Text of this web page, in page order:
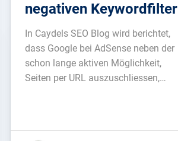
negativen Keywordfilter
In Caydels SEO Blog wird berichtet,
dass Google bei AdSense neben der
schon lange aktiven Möglichkeit,
Seiten per URL auszuschliessen,